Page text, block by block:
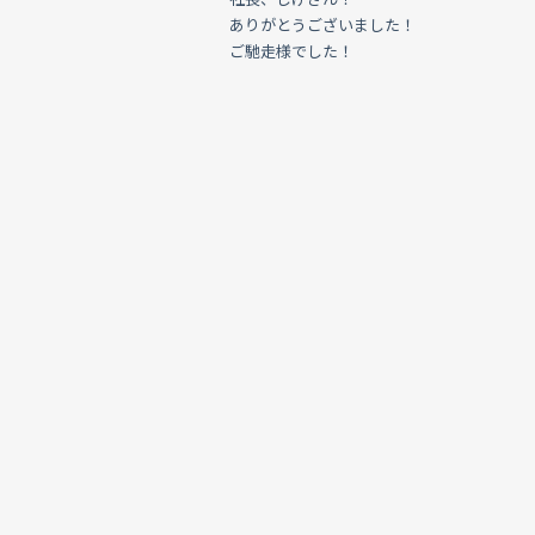
ありがとうございました！
ご馳走様でした！